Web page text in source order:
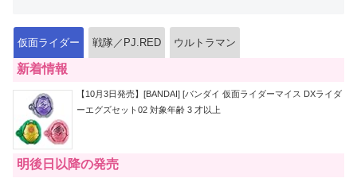
仮面ライダー 戦隊／PJ.RED ウルトラマン
新着情報
【10月3日発売】[BANDAI] [バンダイ 仮面ライダーマイス DXライダ
ーエグズセット02 対象年齢 3 才以上
明後日以降の発売